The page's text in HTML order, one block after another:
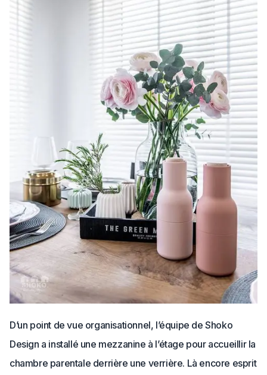
D’un point de vue organisationnel, l’équipe de Shoko
Design a installé une mezzanine à l’étage pour accueillir la
chambre parentale derrière une verrière. Là encore esprit